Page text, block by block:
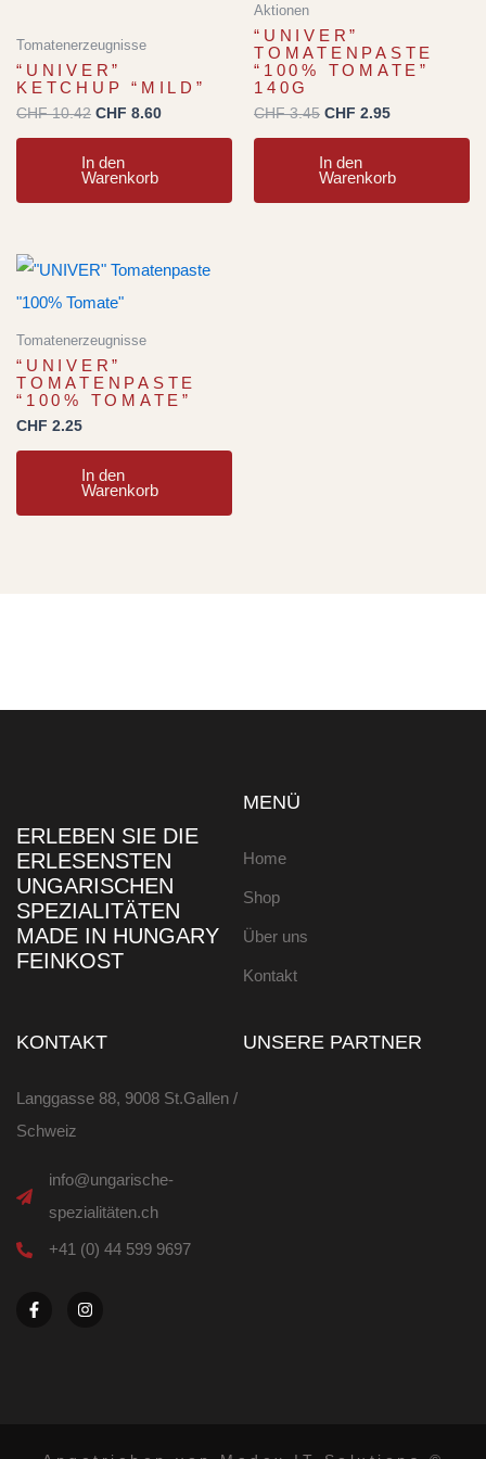
Tomatenerzeugnisse
“UNIVER”
KETCHUP “MILD”
CHF10.42 CHF 8.60
In den
Warenkorb
Aktionen
“UNIVER”
TOMATENPASTE
“100% TOMATE”
140G
CHF3.45 CHF 2.95
In den
Warenkorb
Tomatenerzeugnisse
“UNIVER”
TOMATENPASTE
“100% TOMATE”
CHF 2.25
In den
Warenkorb
ERLEBEN SIE DIE
ERLESENSTEN
UNGARISCHEN
SPEZIALITÄTEN
MADE IN HUNGARY
FEINKOST
MENÜ
Home
Shop
Über uns
Kontakt
KONTAKT
Langgasse 88, 9008 St.Gallen /
Schweiz
info@ungarische-
spezialitäten.ch
+41 (0) 44 599 9697
F
a
I
n
UNSERE PARTNER